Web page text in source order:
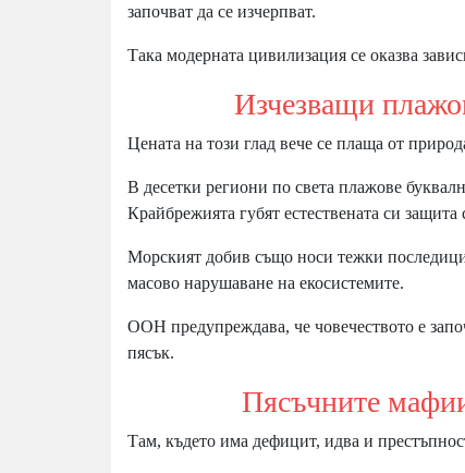
започват да се изчерпват.
Така модерната цивилизация се оказва
Изчезващи плажове
Цената на този глад вече се плаща от
В десетки региони по света плажове
Крайбрежията губят естествената си
Морският добив също носи тежки
масово нарушаване на екосистемите.
ООН предупреждава, че човечеството е
пясък.
Пясъчните
Там, където има дефицит, идва и